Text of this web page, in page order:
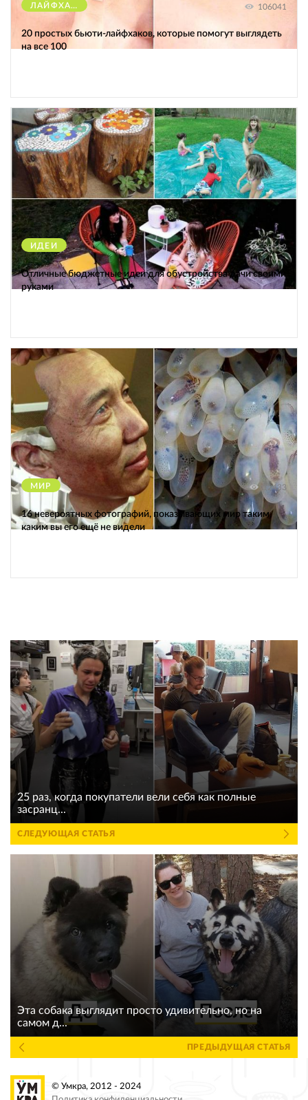
ЛАЙФХАКИ 106041
20 простых бьюти-лайфхаков, которые помогут выглядеть
на все 100
ИДЕИ 38512
Отличные бюджетные идеи для обустройства дачи своими
руками
МИР 12433
16 невероятных фотографий, показывающих мир таким,
каким вы его ещё не видели
25 раз, когда покупатели вели себя как полные
засранц...
СЛЕДУЮЩАЯ СТАТЬЯ
Эта собака выглядит просто удивительно, но на
самом д...
ПРЕДЫДУЩАЯ СТАТЬЯ
© Умкра, 2012 - 2024